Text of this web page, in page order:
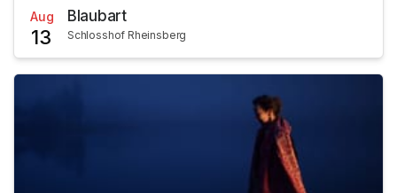
Aug
13
Blaubart
Schlosshof Rheinsberg